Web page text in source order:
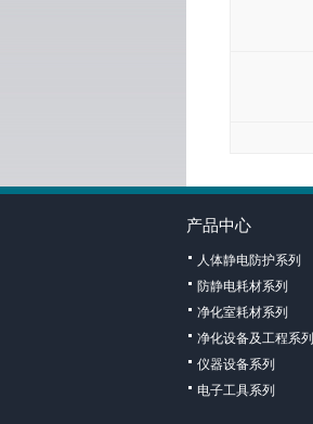
产品中心
人体静电防护系列
防静电耗材系列
净化室耗材系列
净化设备及工程系列
仪器设备系列
电子工具系列